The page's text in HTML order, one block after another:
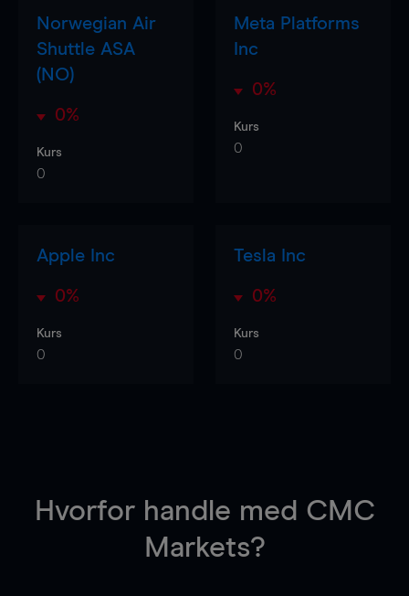
Norwegian Air
Shuttle ASA
(NO)
0%
Kurs
0
Meta Platforms
Inc
0%
Kurs
0
Apple Inc
0%
Kurs
0
Tesla Inc
0%
Kurs
0
Hvorfor handle med CMC
Markets?